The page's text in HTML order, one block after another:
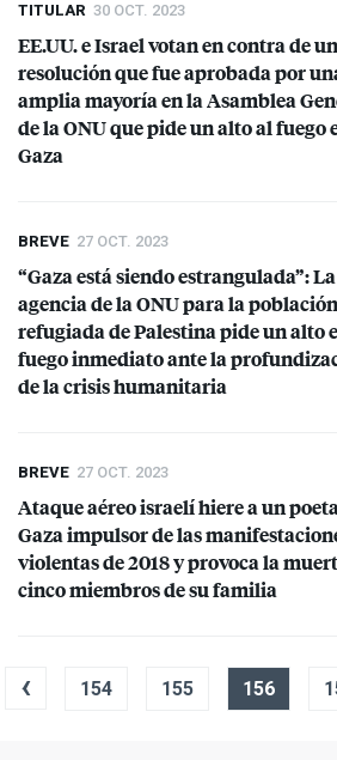
TITULAR 30 OCT. 2023
EE.UU. e Israel votan en contra de
resolución que fue aprobada por
amplia mayoría en la Asamblea
de laONUque pide un alto al fuego
Gaza
BREVE 27 OCT. 2023
“Gaza está siendo estrangulada”: La
agencia de laONUpara la población
refugiada de Palestina pide un alto
fuego inmediato ante la
de la crisis humanitaria
BREVE 27 OCT. 2023
Ataque aéreo israelí hiere a un
Gaza impulsor de las
violentas de 2018 y provoca la
cinco miembros de su familia
‹ 154 155 156